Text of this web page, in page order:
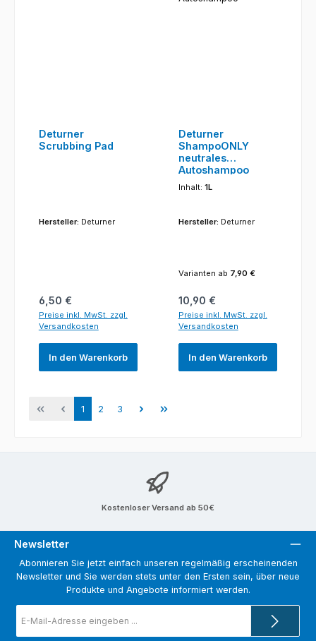
Deturner
Scrubbing Pad
Hersteller: Deturner
Regulärer Preis:
6,50 €
Preise inkl. MwSt. zzgl.
Versandkosten
In den Warenkorb
Deturner
ShampoONLY
neutrales
Autoshampoo
Inhalt: 1L
Hersteller: Deturner
Varianten ab 7,90 €
Regulärer Preis:
10,90 €
Preise inkl. MwSt. zzgl.
Versandkosten
In den Warenkorb
Seite
1 Seite
2 Seite
3
Kostenloser Versand ab 50€
Newsletter
Abonnieren Sie jetzt einfach unseren regelmäßig erscheinenden
Newsletter und Sie werden stets unter den Ersten sein, über neue
Produkte und Angebote informiert werden.
Mail-
Adresse